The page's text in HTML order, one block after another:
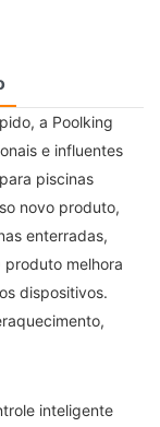
a Poolking
e influentes
piscinas
novo produto,
enterradas,
melhora
dispositivos.
inteligente